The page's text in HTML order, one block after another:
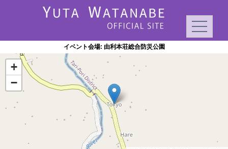
イベント会場: 由利本荘総合防災公園
+
−